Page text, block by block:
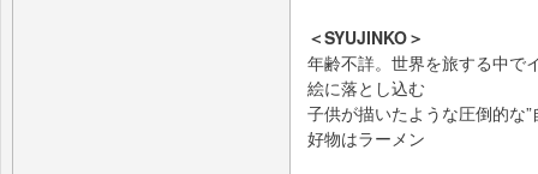
＜SYUJINKO＞
年齢不詳。世界を旅する中で
絵に落とし込む
子供が描いたような圧倒的な
好物はラーメン